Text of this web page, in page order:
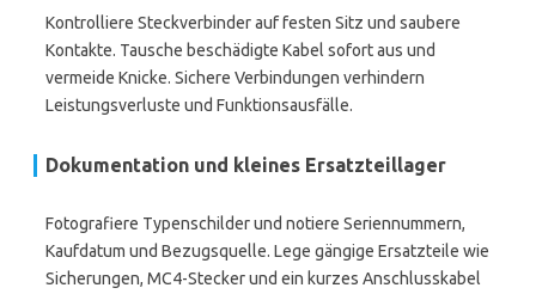
Kontrolliere Steckverbinder auf festen Sitz und saubere
Kontakte. Tausche beschädigte Kabel sofort aus und
vermeide Knicke. Sichere Verbindungen verhindern
Leistungsverluste und Funktionsausfälle.
Dokumentation und kleines Ersatzteillager
Fotografiere Typenschilder und notiere Seriennummern,
Kaufdatum und Bezugsquelle. Lege gängige Ersatzteile wie
Sicherungen, MC4-Stecker und ein kurzes Anschlusskabel